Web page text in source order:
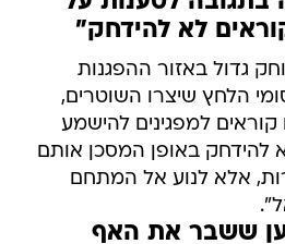
לא להידחק"
גדול באזור ההפגנות
הלחץ שיצרו השוטרים,
למפגינים להישמע
להידחק באופן המסכן אותם
אלא לנוע אל המתחם
טוען ששבר את האף